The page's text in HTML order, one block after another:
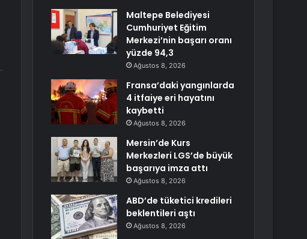
Maltepe Belediyesi
Cumhuriyet Eğitim
Merkezi’nin başarı oranı
yüzde 94,3
Ağustos 8, 2026
Fransa’daki yangınlarda
4 itfaiye eri hayatını
kaybetti
Ağustos 8, 2026
Mersin’de Kurs
Merkezleri LGS’de büyük
başarıya imza attı
Ağustos 8, 2026
ABD’de tüketici kredileri
beklentileri aştı
Ağustos 8, 2026